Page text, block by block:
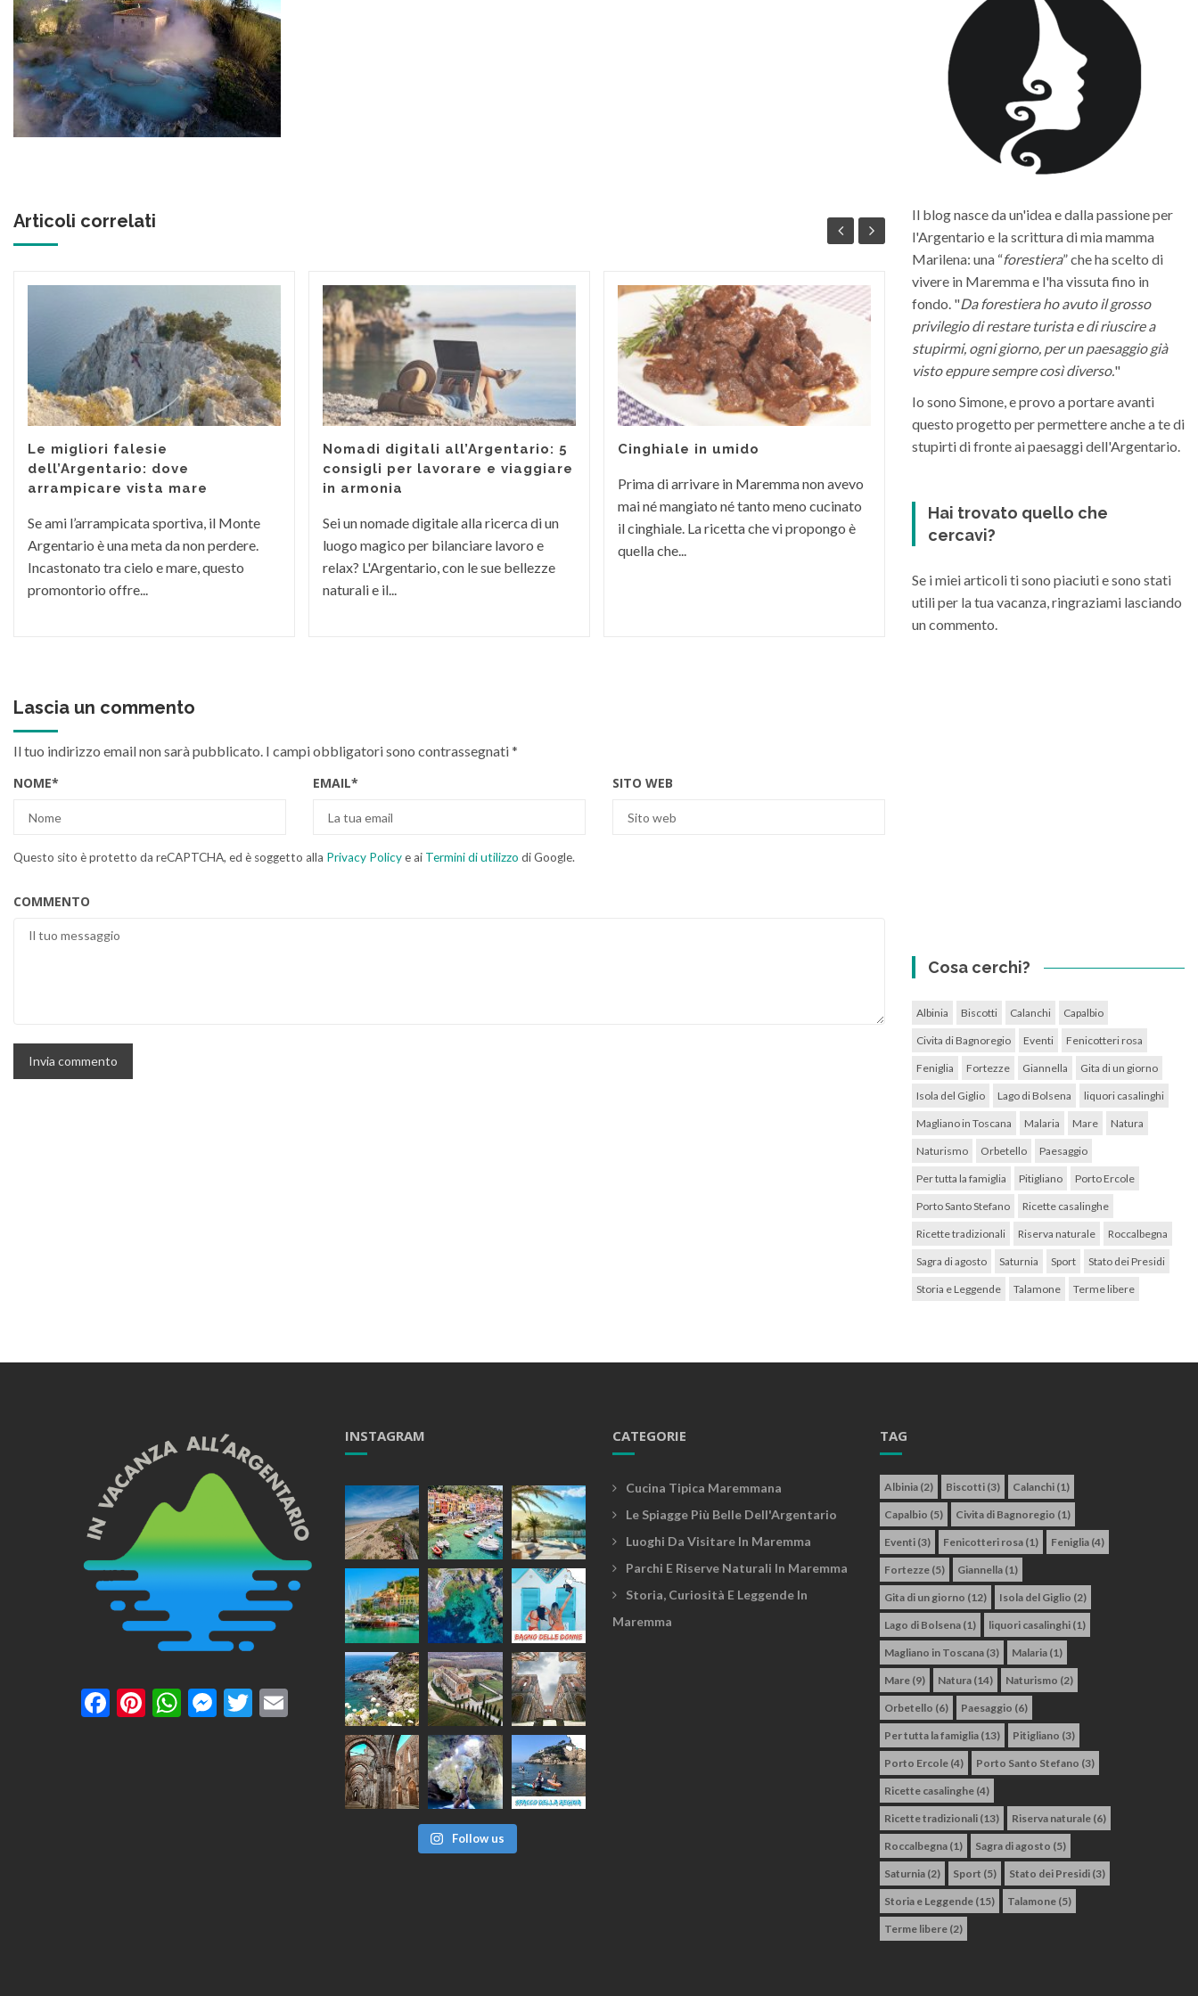
Articoli correlati
Le migliori falesie
dell’Argentario: dove
arrampicare vista mare
Se ami l’arrampicata sportiva, il Monte
Argentario è una meta da non perdere.
Incastonato tra cielo e mare, questo
promontorio offre...
Nomadi digitali all’Argentario: 5
consigli per lavorare e viaggiare
in armonia
Sei un nomade digitale alla ricerca di un
luogo magico per bilanciare lavoro e
relax? L'Argentario, con le sue bellezze
naturali e il...
Cinghiale in umido
Prima di arrivare in Maremma non avevo
mai né mangiato né tanto meno cucinato
il cinghiale. La ricetta che vi propongo è
quella che...
Quali sono i migliori vini della
Maremma Toscana
La Maremma toscana, per le diverse
condizioni climatiche e morfologiche del
suo territorio, riesce a dare vita a grandi
vini di varia...
Lascia un commento
Il tuo indirizzo email non sarà pubblicato. I campi obbligatori sono contrassegnati*
NOME* EMAIL* SITO WEB
Questo sito è protetto da reCAPTCHA, ed è soggetto alla Privacy Policye ai Termini di utilizzo di Google.
COMMENTO
Il blog nasce da un'idea e dalla passione per
l'Argentario e la scrittura di mia mamma
Marilena: una “forestiera” che ha scelto di
vivere in Maremma e l'ha vissuta fino in
fondo. "Da forestiera ho avuto il grosso
privilegio di restare turista e di riuscire a
stupirmi, ogni giorno, per un paesaggio già
visto eppure sempre così diverso."
Io sono Simone, e provo a portare avanti
questo progetto per permettere anche a te di
stupirti di fronte ai paesaggi dell'Argentario.
Hai trovato quello che
cercavi?
Se i miei articoli ti sono piaciuti e sono stati
utili per la tua vacanza, ringraziami lasciando
un commento.
Cosa cerchi?
Albinia Biscotti Calanchi Capalbio
Civita di Bagnoregio Eventi Fenicotteri rosa
Feniglia Fortezze Giannella Gita di un giorno
Isola del Giglio Lago di Bolsena liquori casalinghi
Magliano in Toscana Malaria Mare Natura
Naturismo Orbetello Paesaggio
Per tutta la famiglia Pitigliano Porto Ercole
Porto Santo Stefano Ricette casalinghe
Ricette tradizionali Riserva naturale Roccalbegna
Sagra di agosto Saturnia Sport Stato dei Presidi
Storia e Leggende Talamone Terme libere
Facebook
Pinterest
WhatsApp
Messenger
Twitter
Email
INSTAGRAM
Follow us
CATEGORIE
Cucina Tipica Maremmana
Le Spiagge Più Belle Dell'Argentario
Luoghi Da Visitare In Maremma
Parchi E Riserve Naturali In Maremma
Storia, Curiosità E Leggende In
Maremma
TAG
Albinia (2) Biscotti (3) Calanchi (1)
Capalbio (5) Civita di Bagnoregio (1)
Eventi (3) Fenicotteri rosa (1) Feniglia (4)
Fortezze (5) Giannella (1)
Gita di un giorno (12) Isola del Giglio (2)
Lago di Bolsena (1) liquori casalinghi (1)
Magliano in Toscana (3) Malaria (1)
Mare (9) Natura (14) Naturismo (2)
Orbetello (6) Paesaggio (6)
Per tutta la famiglia (13) Pitigliano (3)
Porto Ercole (4) Porto Santo Stefano (3)
Ricette casalinghe (4)
Ricette tradizionali (13) Riserva naturale (6)
Roccalbegna (1) Sagra di agosto (5)
Saturnia (2) Sport (5) Stato dei Presidi (3)
Storia e Leggende (15) Talamone (5)
Terme libere (2)